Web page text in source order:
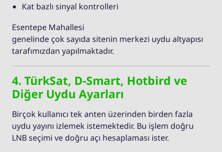
Kat bazlı sinyal kontrolleri
Esentepe Mahallesi
genelinde çok sayıda sitenin merkezi uydu altyapısı
tarafımızdan yapılmaktadır.
4. TürkSat, D-Smart, Hotbird ve
Diğer Uydu Ayarları
Birçok kullanıcı tek anten üzerinden birden fazla
uydu yayını izlemek istemektedir. Bu işlem doğru
LNB seçimi ve doğru açı hesaplaması ister.